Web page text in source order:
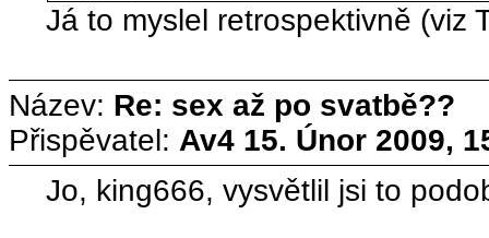
Já to myslel retrospektivně (viz
Název: Re: sex až po svatbě??
Přispěvatel: Av4 15. Únor 2009,
Jo, king666, vysvětlil jsi to